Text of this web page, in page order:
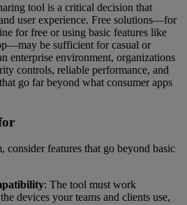
tool is a critical decision that
user experience. Free solutions—for
for free or using basic features like
be sufficient for casual or
enterprise environment, organizations
controls, reliable performance, and
go far beyond what consumer apps
consider features that go beyond basic
: The tool must work
devices your teams and clients use,